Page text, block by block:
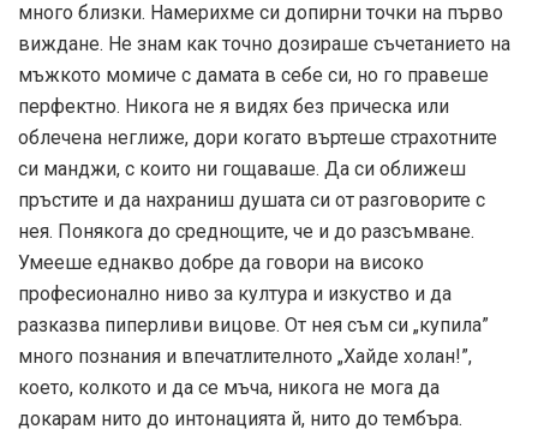
много близки. Намерихме си допирни точки на първо
виждане. Не знам как точно дозираше съчетанието на
мъжкото момиче с дамата в себе си, но го правеше
перфектно. Никога не я видях без прическа или
облечена неглиже, дори когато въртеше страхотните
си манджи, с които ни гощаваше. Да си оближеш
пръстите и да нахраниш душата си от разговорите с
нея. Понякога до среднощите, че и до разсъмване.
Умееше еднакво добре да говори на високо
професионално ниво за култура и изкуство и да
разказва пиперливи вицове. От нея съм си „купила”
много познания и впечатлителното „Хайде холан!”,
което, колкото и да се мъча, никога не мога да
докарам нито до интонацията й, нито до тембъра.